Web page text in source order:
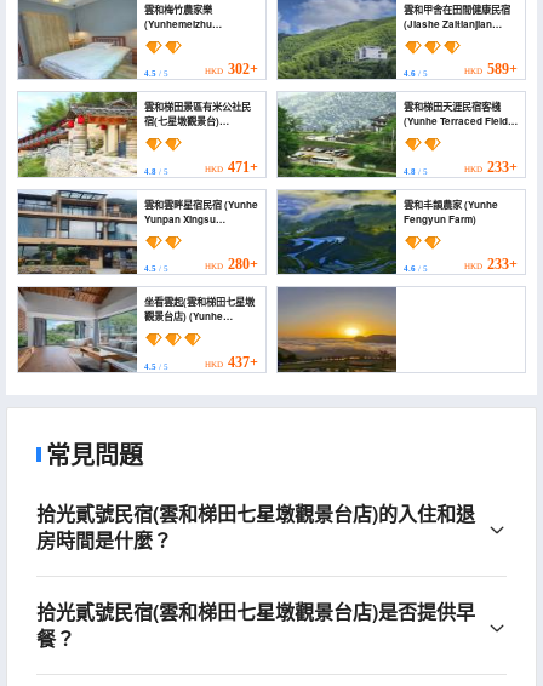
雲和梅竹農家樂
(Yunhemeizhu
Farmhouse)
4.5 / 5 HKD 302+
雲和甲舍在田間健康民宿
(Jiashe Zaitianjian
Health Hostel)
4.6/ 5 HKD 589+
雲和梯田景區有米公社民
宿(七星墩觀景台)
(Terraced fields, hotels)
4.8 / 5 HKD 471+
雲和梯田天涯民宿客棧
(Yunhe Terraced Fields
Tianya Homestay)
4.8/ 5 HKD 233+
雲和雲畔星宿民宿 (Yunhe
Yunpan Xingsu
Homestay)
4.5 / 5 HKD 280+
雲和丰韻農家 (Yunhe
Fengyun Farm)
4.6/ 5 HKD 233+
坐看雲起(雲和梯田七星墩
觀景台店) (Yunhe
Terrace Sit and Watch
Yunqi Homestay)
4.5 / 5 HKD 437+
(Tianyuanshanzhuangminsu)
常見問題
拾光貳號民宿(雲和梯田七星墩觀景台店)的入住和退
房時間是什麼？
拾光貳號民宿(雲和梯田七星墩觀景台店)是否提供早
餐？